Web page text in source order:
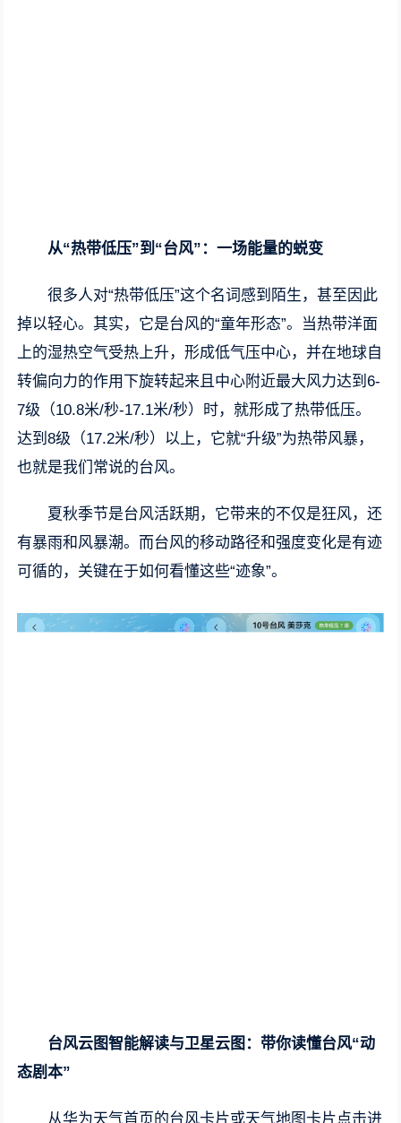
从“热带低压”到“台风”：一场能量的蜕变
很多人对“热带低压”这个名词感到陌生，甚至因此
掉以轻心。其实，它是台风的“童年形态”。当热带洋面
上的湿热空气受热上升，形成低气压中心，并在地球自
转偏向力的作用下旋转起来且中心附近最大风力达到6-
7级（10.8米/秒-17.1米/秒）时，就形成了热带低压。
达到8级（17.2米/秒）以上，它就“升级”为热带风暴，
也就是我们常说的台风。
夏秋季节是台风活跃期，它带来的不仅是狂风，还
有暴雨和风暴潮。而台风的移动路径和强度变化是有迹
可循的，关键在于如何看懂这些“迹象”。
台风云图智能解读与卫星云图：带你读懂台风“动
态剧本”
从华为天气首页的台风卡片或天气地图卡片点击进